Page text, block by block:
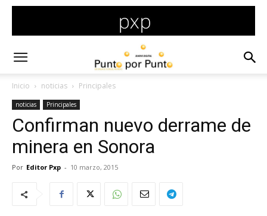
Inicio noticias Principales
noticias Principales
Confirman nuevo derrame de
minera en Sonora
Por Editor Pxp - 10 marzo, 2015